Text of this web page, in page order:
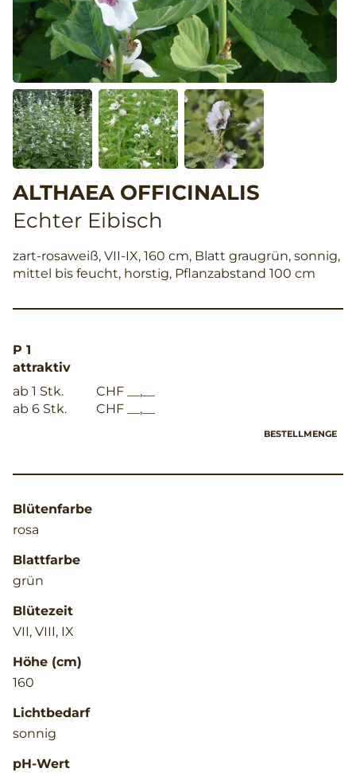
ALTHAEA OFFICINALIS
Echter Eibisch
zart-rosaweiß, VII-IX, 160 cm, Blatt graugrün, sonnig,
mittel bis feucht, horstig, Pflanzabstand 100 cm
P 1
attraktiv
ab 1 Stk.
CHF __,__
ab 6 Stk.
CHF __,__
BESTELLMENGE
Blütenfarbe
rosa
Blattfarbe
grün
Blütezeit
VII, VIII, IX
Höhe (cm)
160
Lichtbedarf
sonnig
pH-Wert